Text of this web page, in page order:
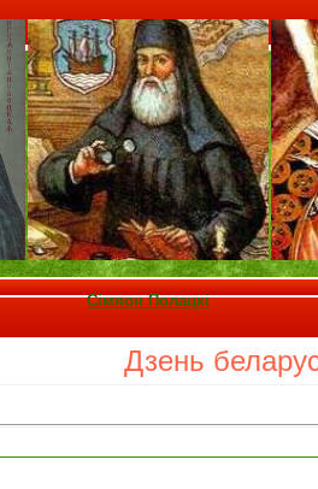
Сімяон Полацкі
Дзень